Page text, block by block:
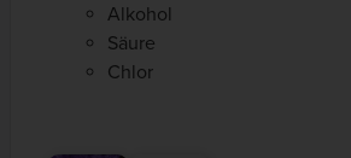
Alkohol
Säure
Chlor